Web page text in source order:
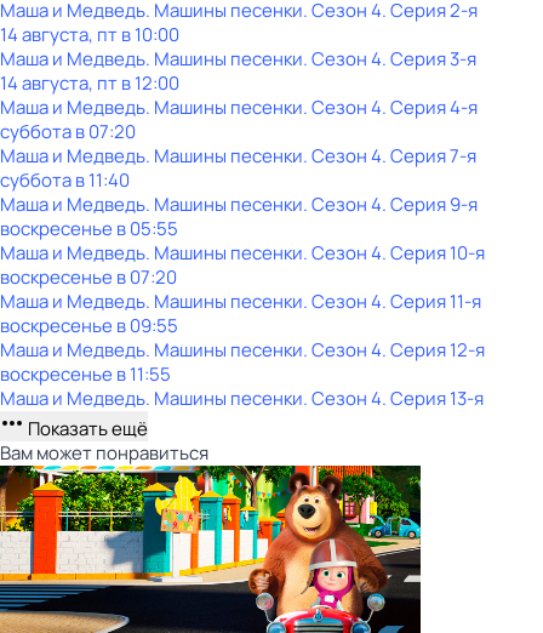
Маша и Медведь. Машины песенки. Сезон 4. Серия 2-я
14 августа, пт в 10:00
Маша и Медведь. Машины песенки. Сезон 4. Серия 3-я
14 августа, пт в 12:00
Маша и Медведь. Машины песенки. Сезон 4. Серия 4-я
субботав07:20
Маша и Медведь. Машины песенки. Сезон 4. Серия 7-я
субботав11:40
Маша и Медведь. Машины песенки. Сезон 4. Серия 9-я
воскресенье в05:55
Маша и Медведь. Машины песенки. Сезон 4. Серия 10-я
воскресенье в07:20
Маша и Медведь. Машины песенки. Сезон 4. Серия 11-я
воскресенье в09:55
Маша и Медведь. Машины песенки. Сезон 4. Серия 12-я
воскресенье в11:55
Маша и Медведь. Машины песенки. Сезон 4. Серия 13-я
Показать ещё
Вам может понравиться